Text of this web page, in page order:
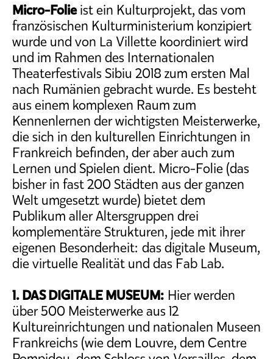
Micro-Folieist ein Kulturprojekt, das vom
französischen Kulturministerium konzipiert
wurde und von La Villette koordiniert wird
und im Rahmen des Internationalen
Theaterfestivals Sibiu 2018 zum ersten Mal
nach Rumänien gebracht wurde. Es besteht
aus einem komplexen Raum zum
Kennenlernen der wichtigsten Meisterwerke,
die sich in den kulturellen Einrichtungen in
Frankreich befinden, der aber auch zum
Lernen und Spielen dient. Micro-Folie (das
bisher in fast 200 Städten aus der ganzen
Welt umgesetzt wurde) bietet dem
Publikum aller Altersgruppen drei
komplementäre Strukturen, jede mit ihrer
eigenen Besonderheit: das digitale Museum,
die virtuelle Realität und das Fab Lab.
1. DAS DIGITALE MUSEUM: Hier werden
über 500 Meisterwerke aus 12
Kultureinrichtungen und nationalen Museen
Frankreichs (wie dem Louvre, dem Centre